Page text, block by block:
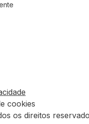
cookies
os direitos